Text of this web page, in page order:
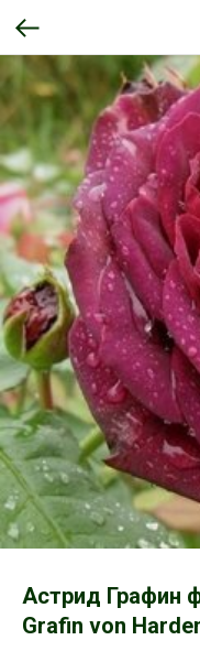
Астрид Графин
Grafin von